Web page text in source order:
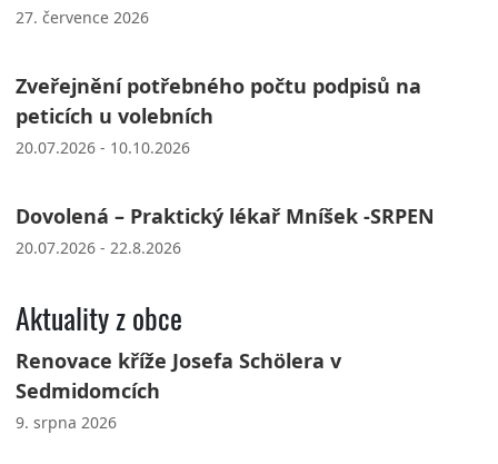
27. července 2026
Zveřejnění potřebného počtu podpisů na
peticích u volebních
20.07.2026 - 10.10.2026
Dovolená – Praktický lékař Mníšek -SRPEN
20.07.2026 - 22.8.2026
Aktuality z obce
Renovace kříže Josefa Schölera v
Sedmidomcích
9. srpna 2026